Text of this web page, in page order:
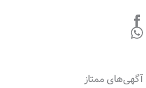
آگهی‌های ممتاز